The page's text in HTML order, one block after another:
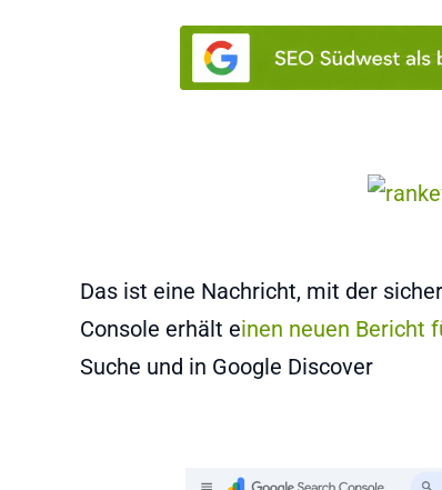
Das ist eine Nachricht, mit der
Console erhält einen neuen Bericht
Suche und in Google Discover